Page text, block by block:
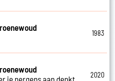
1983
je nergens aan denkt
2020